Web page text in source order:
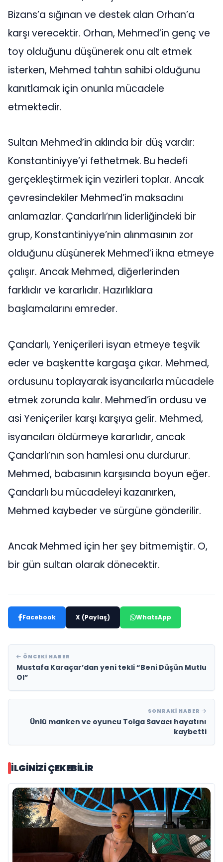
Bizans’a sığınan ve destek alan Orhan’a
karşı verecektir. Orhan, Mehmed’in genç ve
toy olduğunu düşünerek onu alt etmek
isterken, Mehmed tahtın sahibi olduğunu
kanıtlamak için onunla mücadele
etmektedir.
Sultan Mehmed’in aklında bir düş vardır:
Konstantiniyye’yi fethetmek. Bu hedefi
gerçekleştirmek için vezirleri toplar. Ancak
çevresindekiler Mehmed’in maksadını
anlamazlar. Çandarlı’nın liderliğindeki bir
grup, Konstantiniyye’nin alınmasının zor
olduğunu düşünerek Mehmed’i ikna etmeye
çalışır. Ancak Mehmed, diğerlerinden
farklıdır ve kararlıdır. Hazırlıklara
başlamalarını emreder.
Çandarlı, Yeniçerileri isyan etmeye teşvik
eder ve başkentte kargaşa çıkar. Mehmed,
ordusunu toplayarak isyancılarla mücadele
etmek zorunda kalır. Mehmed’in ordusu ve
asi Yeniçeriler karşı karşıya gelir. Mehmed,
isyancıları öldürmeye kararlıdır, ancak
Çandarlı’nın son hamlesi onu durdurur.
Mehmed, babasının karşısında boyun eğer.
Çandarlı bu mücadeleyi kazanırken,
Mehmed kaybeder ve sürgüne gönderilir.
Ancak Mehmed için her şey bitmemiştir. O,
bir gün sultan olarak dönecektir.
Facebook X (Paylaş) WhatsApp
ÖNCEKI HABER
Mustafa Karaçar’dan yeni tekli “Beni Düşün Mutlu
Ol”
SONRAKI HABER
Ünlü manken ve oyuncu Tolga Savacı hayatını
kaybetti
İLGINIZI ÇEKEBILIR